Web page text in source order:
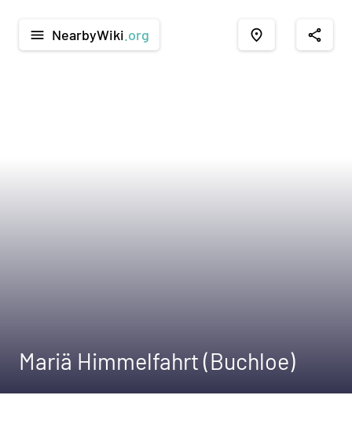
menu NearbyWiki .org place share
Mariä Himmelfahrt (Buchloe)